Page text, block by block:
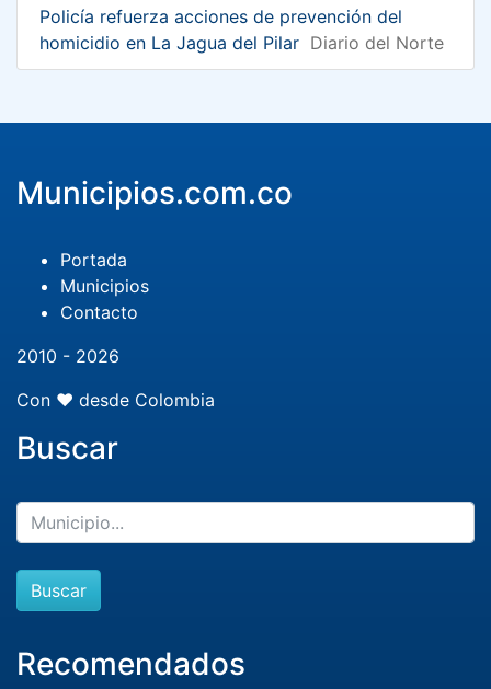
Policía refuerza acciones de prevención del
homicidio en La Jagua del Pilar Diario del Norte
Municipios.com.co
Portada
Municipios
Contacto
2010 - 2026
Con ❤️ desde Colombia
Buscar
Buscar
Recomendados